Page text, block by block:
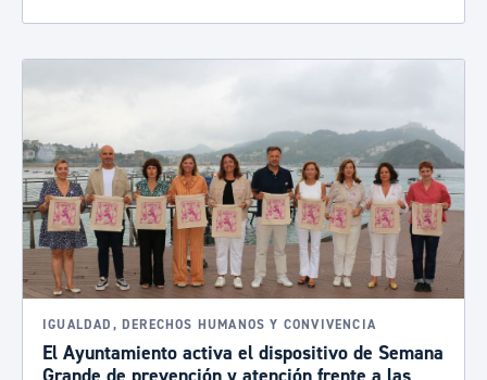
IGUALDAD, DERECHOS HUMANOS Y CONVIVENCIA
El Ayuntamiento activa el dispositivo de Semana